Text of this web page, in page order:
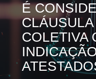
É
COLETIVA